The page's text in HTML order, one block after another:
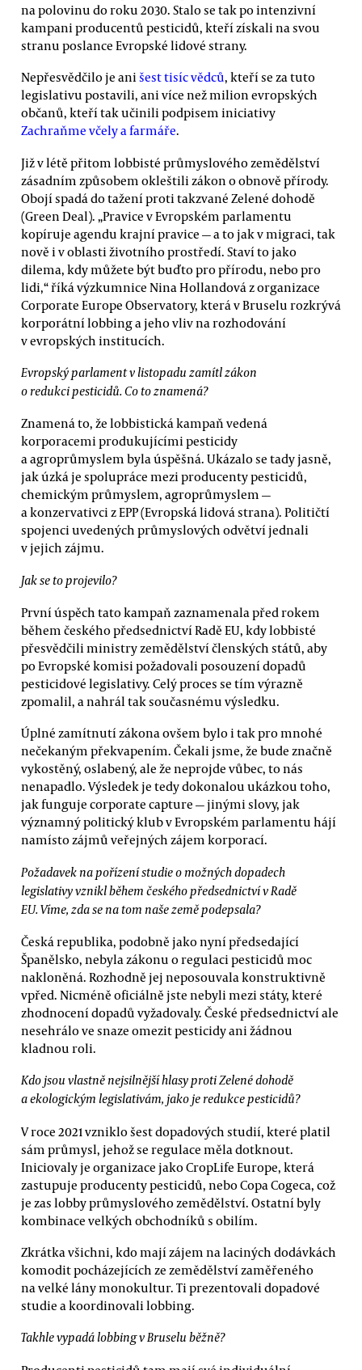
na polovinu do roku 2030. Stalo se tak po intenzivní
kampani producentů pesticidů, kteří získali na svou
stranu poslance Evropské lidové strany.
Nepřesvědčilo je anišest tisíc vědců, kteří se za tuto
legislativu postavili, ani více než milion evropských
občanů, kteří tak učinili podpisem iniciativy
Zachraňme včely a farmáře.
Již v létě přitom lobbisté průmyslového zemědělství
zásadním způsobem okleštili zákon o obnově přírody.
Obojí spadá do tažení proti takzvané Zelené dohodě
(Green Deal). „Pravice v Evropském parlamentu
kopíruje agendu krajní pravice — a to jak v migraci, tak
nově i v oblasti životního prostředí. Staví to jako
dilema, kdy můžete být buďto pro přírodu, nebo pro
lidi,“ říká výzkumnice Nina Hollandová z organizace
Corporate Europe Observatory, která v Bruselu rozkrývá
korporátní lobbing a jeho vliv na rozhodování
v evropských institucích.
Evropský parlament v listopadu zamítl zákon
o redukci pesticidů. Co to znamená?
Znamená to, že lobbistická kampaň vedená
korporacemi produkujícími pesticidy
a agroprůmyslem byla úspěšná. Ukázalo se tady jasně,
jak úzká je spolupráce mezi producenty pesticidů,
chemickým průmyslem, agroprůmyslem —
a konzervativci z EPP (Evropská lidová strana). Političtí
spojenci uvedených průmyslových odvětví jednali
v jejich zájmu.
Jak se to projevilo?
První úspěch tato kampaň zaznamenala před rokem
během českého předsednictví Radě EU, kdy lobbisté
přesvědčili ministry zemědělství členských států, aby
po Evropské komisi požadovali posouzení dopadů
pesticidové legislativy. Celý proces se tím výrazně
zpomalil, a nahrál tak současnému výsledku.
Úplné zamítnutí zákona ovšem bylo i tak pro mnohé
nečekaným překvapením. Čekali jsme, že bude značně
vykostěný, oslabený, ale že neprojde vůbec, to nás
nenapadlo. Výsledek je tedy dokonalou ukázkou toho,
jak funguje corporate capture — jinými slovy, jak
významný politický klub v Evropském parlamentu hájí
namísto zájmů veřejných zájem korporací.
Požadavek na pořízení studie o možných dopadech
legislativy vznikl během českého předsednictví v Radě
EU. Víme, zda se na tom naše země podepsala?
Česká republika, podobně jako nyní předsedající
Španělsko, nebyla zákonu o regulaci pesticidů moc
nakloněná. Rozhodně jej neposouvala konstruktivně
vpřed. Nicméně oficiálně jste nebyli mezi státy, které
zhodnocení dopadů vyžadovaly. České předsednictví ale
nesehrálo ve snaze omezit pesticidy ani žádnou
kladnou roli.
Kdo jsou vlastně nejsilnější hlasy proti Zelené dohodě
a ekologickým legislativám, jako je redukce pesticidů?
V roce 2021 vzniklo šest dopadových studií, které platil
sám průmysl, jehož se regulace měla dotknout.
Iniciovaly je organizace jako CropLife Europe, která
zastupuje producenty pesticidů, nebo Copa Cogeca, což
je zas lobby průmyslového zemědělství. Ostatní byly
kombinace velkých obchodníků s obilím.
Zkrátka všichni, kdo mají zájem na laciných dodávkách
komodit pocházejících ze zemědělství zaměřeného
na velké lány monokultur. Ti prezentovali dopadové
studie a koordinovali lobbing.
Takhle vypadá lobbing v Bruselu běžně?